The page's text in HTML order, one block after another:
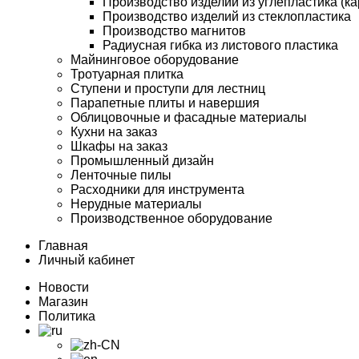
Производство изделий из стеклопластика
Производство магнитов
Радиусная гибка из листового пластика
Майнинговое оборудование
Тротуарная плитка
Ступени и проступи для лестниц
Парапетные плиты и навершия
Облицовочные и фасадные материалы
Кухни на заказ
Шкафы на заказ
Промышленный дизайн
Ленточные пилы
Расходники для инструмента
Нерудные материалы
Производственное оборудование
Главная
Личный кабинет
Новости
Магазин
Политика